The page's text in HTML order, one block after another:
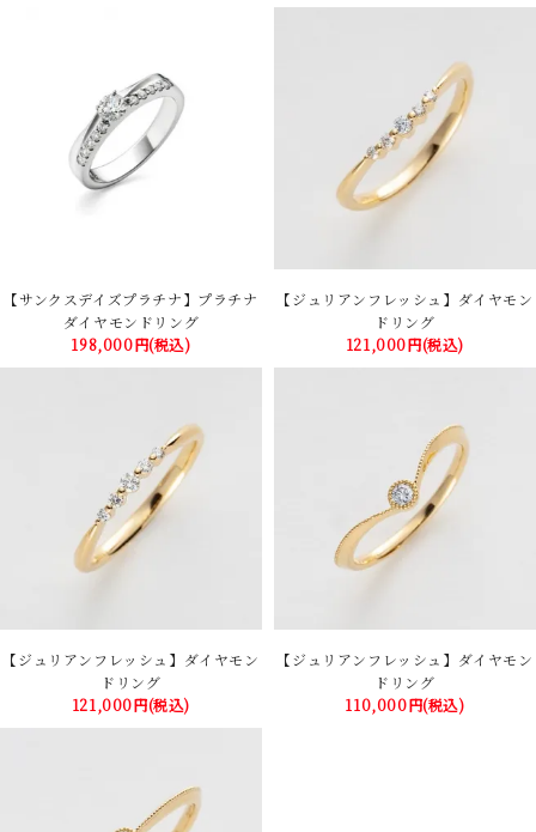
【サンクスデイズプラチナ】プラチナ
ダイヤモンドリング
198,000円(税込)
【ジュリアンフレッシュ】ダイヤモン
ドリング
121,000円(税込)
【ジュリアンフレッシュ】ダイヤモン
ドリング
121,000円(税込)
【ジュリアンフレッシュ】ダイヤモン
ドリング
110,000円(税込)